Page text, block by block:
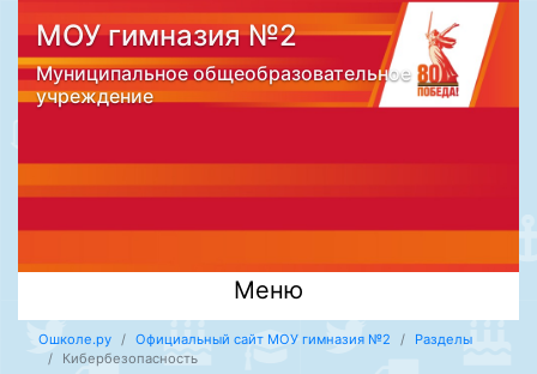
МОУ гимназия №2
Муниципальное общеобразовательное
учреждение
Меню
Ошколе.ру Официальный сайт МОУ гимназия №2
Разделы
Кибербезопасность